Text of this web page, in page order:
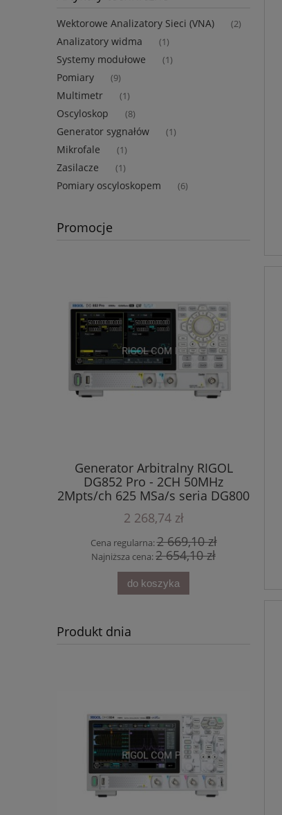
Wektorowe Analizatory Sieci (VNA) (2)
Analizatory widma (1)
Systemy modułowe (1)
Pomiary (9)
Multimetr (1)
Oscyloskop (8)
Generator sygnałów (1)
Mikrofale (1)
Zasilacze (1)
Pomiary oscyloskopem (6)
Promocje
Generator Arbitralny RIGOL
DG852 Pro - 2CH 50MHz
2Mpts/ch 625 MSa/s seria DG800
Pro
2 268,74 zł
Cena regularna:2 669,10 zł
Najniższa cena:2 654,10 zł
do koszyka
Produkt dnia